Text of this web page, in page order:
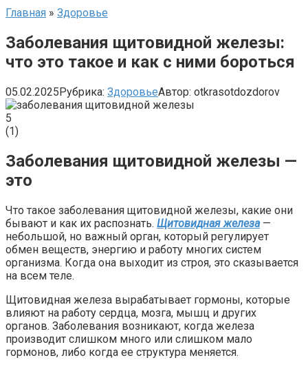
Главная » Здоровье
Заболевания щитовидной железы:
что это такое и как с ними бороться
05.02.2025Рубрика: ЗдоровьеАвтор: otkrasotdozdorov
5
(1)
Заболевания щитовидной железы —
это
Что такое заболевания щитовидной железы, какие они
бывают и как их распознать. Щитовидная железа —
небольшой, но важный орган, который регулирует
обмен веществ, энергию и работу многих систем
организма. Когда она выходит из строя, это сказывается
на всем теле.
Щитовидная железа вырабатывает гормоны, которые
влияют на работу сердца, мозга, мышц и других
органов. Заболевания возникают, когда железа
производит слишком много или слишком мало
гормонов, либо когда ее структура меняется.